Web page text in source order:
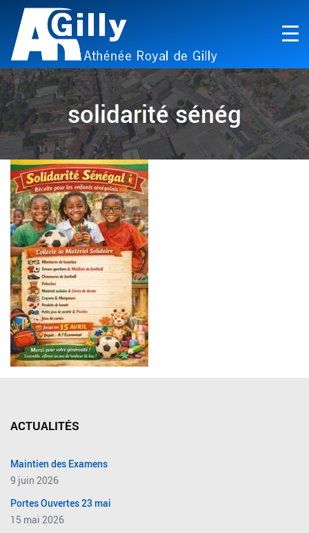
solidarité sénég
ACTUALITÉS
Maintien des Examens
9 juin 2026
Portes Ouvertes 23 mai
15 mai 2026